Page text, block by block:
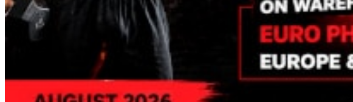
Timalina
Timozina Alfa
Triptorrelina GnRH